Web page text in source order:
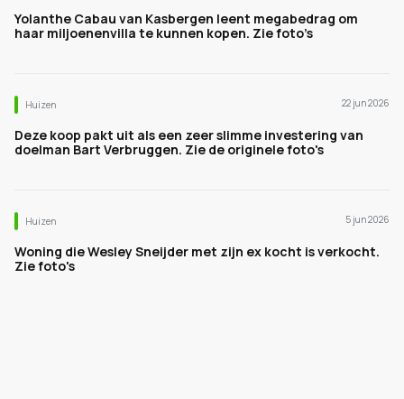
Yolanthe Cabau van Kasbergen leent megabedrag om
haar miljoenenvilla te kunnen kopen. Zie foto’s
Huizen 22 jun 2026
Deze koop pakt uit als een zeer slimme investering van
doelman Bart Verbruggen. Zie de originele foto's
Huizen 5 jun 2026
Woning die Wesley Sneijder met zijn ex kocht is verkocht.
Zie foto's